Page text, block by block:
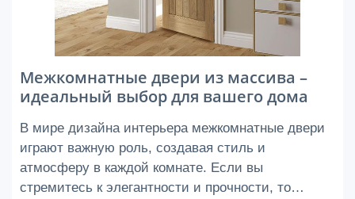
Межкомнатные двери из массива –
идеальный выбор для вашего дома
В мире дизайна интерьера межкомнатные двери
играют важную роль, создавая стиль и
атмосферу в каждой комнате. Если вы
стремитесь к элегантности и прочности, то